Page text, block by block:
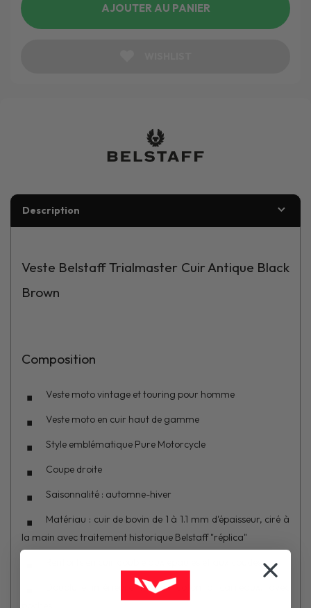
AJOUTER AU PANIER
Description
Veste Belstaff Trialmaster Cuir Antique Black
Brown
Composition
Veste moto vintage et touring pour homme
Veste moto en cuir haut de gamme
Style emblématique Pure Motorcycle
Coupe droite
Saisonnalité : automne-hiver
Matériau : cuir de bovin de 1 à 1.1 mm d'épaisseur, ciré à
la main avec traitement historique Belstaff "réplica"
Renforts en cuir double aux épaules et aux coudes
Doublure intérieure fixe en coton à carreaux, avec